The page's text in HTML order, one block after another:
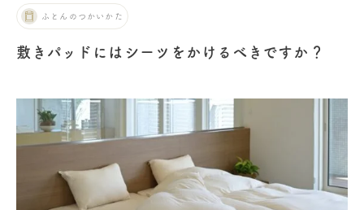
ふとんのつかいかた
敷きパッドにはシーツをかけるべきですか？